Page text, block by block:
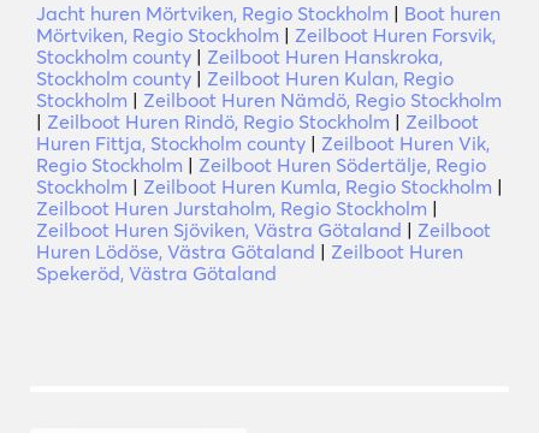
Jacht huren Mörtviken, Regio Stockholm | Boot huren
Mörtviken, Regio Stockholm | Zeilboot Huren Forsvik,
Stockholm county | Zeilboot Huren Hanskroka,
Stockholm county | Zeilboot Huren Kulan, Regio
Stockholm | Zeilboot Huren Nämdö, Regio Stockholm
| Zeilboot Huren Rindö, Regio Stockholm | Zeilboot
Huren Fittja, Stockholm county | Zeilboot Huren Vik,
Regio Stockholm | Zeilboot Huren Södertälje, Regio
Stockholm | Zeilboot Huren Kumla, Regio Stockholm |
Zeilboot Huren Jurstaholm, Regio Stockholm |
Zeilboot Huren Sjöviken, Västra Götaland | Zeilboot
Huren Lödöse, Västra Götaland | Zeilboot Huren
Spekeröd, Västra Götaland